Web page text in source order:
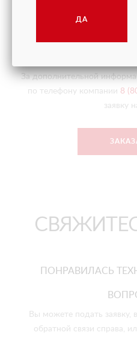
Опытный оператор КМУ
За дополнительной
по телефону компании 8
заявку
ПОНРАВИЛАСЬ
Вы можете подать заявку,
обратной связи справа,
ДА